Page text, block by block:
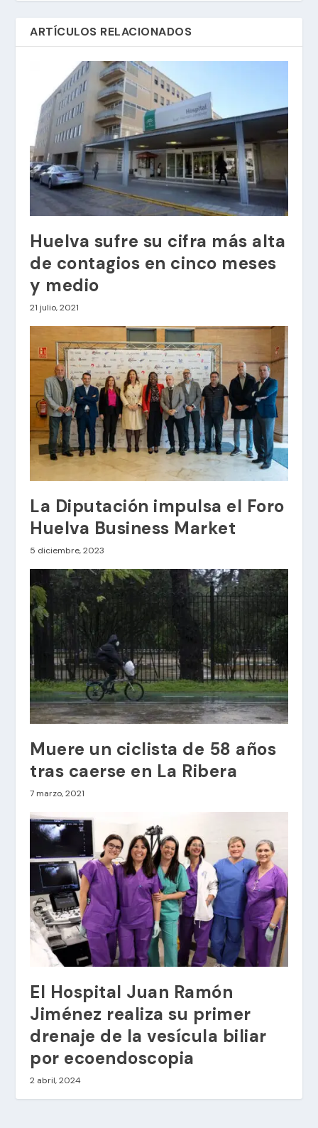
ARTÍCULOS RELACIONADOS
Huelva sufre su cifra más alta
de contagios en cinco meses
y medio
21 julio, 2021
La Diputación impulsa el Foro
Huelva Business Market
5 diciembre, 2023
Muere un ciclista de 58 años
tras caerse en La Ribera
7 marzo, 2021
El Hospital Juan Ramón
Jiménez realiza su primer
drenaje de la vesícula biliar
por ecoendoscopia
2 abril, 2024